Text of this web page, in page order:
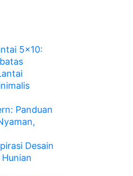
5×10:
Panduan
Desain